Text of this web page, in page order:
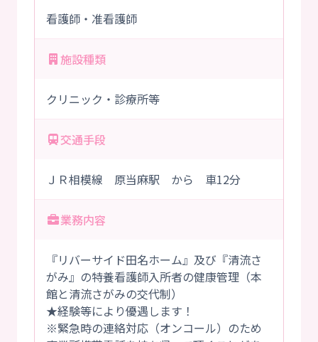
看護師・准看護師
施設種類
クリニック・診療所等
交通手段
ＪＲ相模線 原当麻駅 から 車12分
業務内容
『リバーサイド田名ホーム』及び『清流さ
がみ』の特養看護師入所者の健康管理（本
館と清流さがみの交代制）
★経験等により優遇します！
※緊急時の連絡対応（オンコール）のため